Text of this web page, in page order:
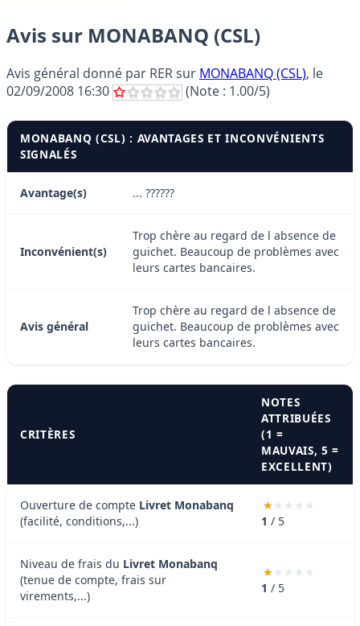
Avis sur MONABANQ (CSL)
Avis général donné par RERsur MONABANQ (CSL), le
02/09/2008 16:30
(Note : 1.00/5)
MONABANQ (CSL) : AVANTAGES ET INCONVÉNIENTS
SIGNALÉS
Avantage(s) ... ??????
Inconvénient(s)
Trop chère au regard de l absence de
guichet. Beaucoup de problèmes avec
leurs cartes bancaires.
Avis général
Trop chère au regard de l absence de
guichet. Beaucoup de problèmes avec
leurs cartes bancaires.
CRITÈRES
NOTES
ATTRIBUÉES
(1 =
MAUVAIS, 5 =
EXCELLENT)
Ouverture de compte Livret Monabanq
(facilité, conditions,...)
1 / 5
Niveau de frais du Livret Monabanq
(tenue de compte, frais sur
virements,...)
1 / 5